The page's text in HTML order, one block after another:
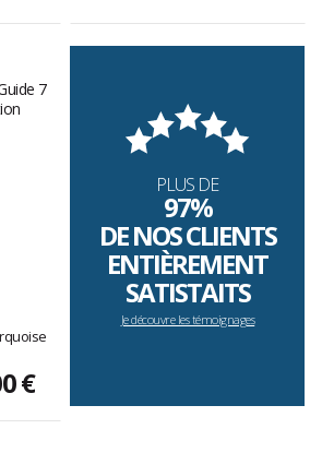
€
PLUS DE
97%
DE NOS CLIENTS
ENTIÈREMENT
SATISTAITS
Je découvre les témoignages